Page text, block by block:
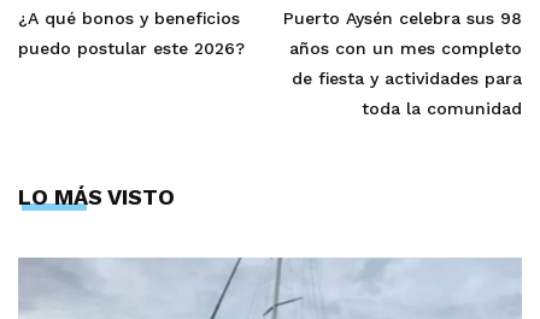
¿A qué bonos y beneficios
puedo postular este 2026?
Puerto Aysén celebra sus 98
años con un mes completo
de fiesta y actividades para
toda la comunidad
LO MÁS VISTO